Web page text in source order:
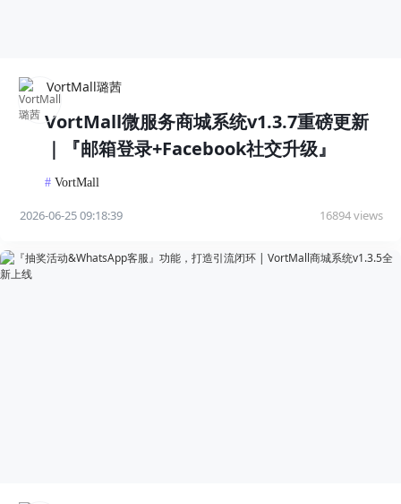
VortMall璐茜
VortMall微服务商城系统v1.3.7重磅更新
｜『邮箱登录+Facebook社交升级』
# VortMall
2026-06-25 09:18:39 16894 views